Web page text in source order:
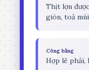
Thịt lợn
giòn, toả
Công bằng
Hợp lẽ phải,